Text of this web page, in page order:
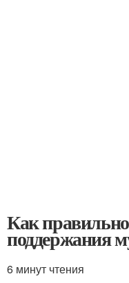
Как правильно
поддержания
6 минут чтения